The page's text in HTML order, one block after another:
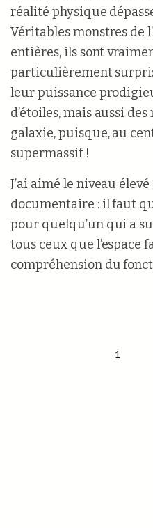
réalité physique
Véritables monstres de
entières, ils sont
particulièrement
leur puissance
d’étoiles, mais aussi
galaxie, puisque, au
supermassif !
J’ai aimé le niveau
documentaire : il faut
pour quelqu’un qui a
tous ceux que
compréhension du
1